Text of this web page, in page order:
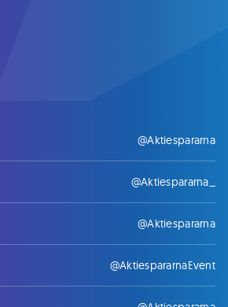
@Aktiespararna
@Aktiespararna_
@Aktiespararna
@AktiespararnaEvent